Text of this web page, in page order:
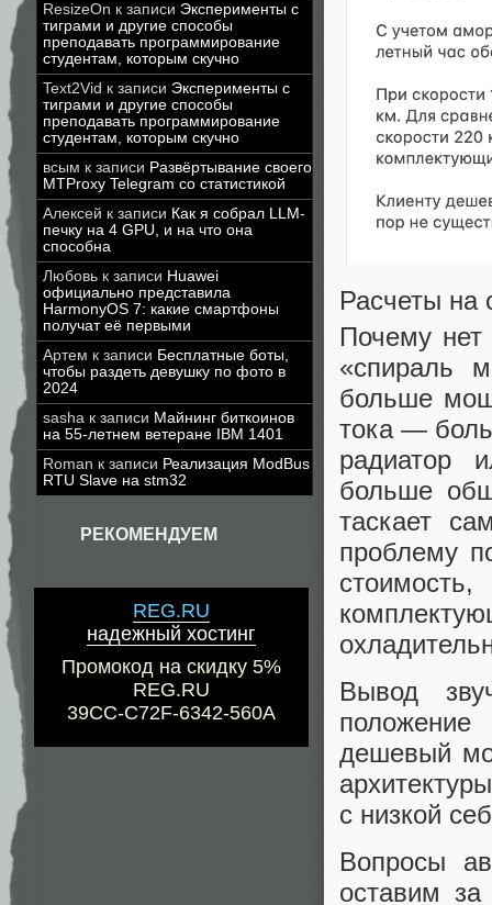
ResizeOn к записи Эксперименты с
тиграми и другие способы
преподавать программирование
студентам, которым скучно
Text2Vid к записи Эксперименты с
тиграми и другие способы
преподавать программирование
студентам, которым скучно
всым к записи Развёртывание своего
MTProxy Telegram со статистикой
Алексей к записи Как я собрал LLM-
печку на 4 GPU, и на что она
способна
Любовь к записи Huawei
официально представила
HarmonyOS 7: какие смартфоны
получат её первыми
Артем к записи Бесплатные боты,
чтобы раздеть девушку по фото в
2024
sasha к записи Майнинг биткоинов
на 55-летнем ветеране IBM 1401
Roman к записи Реализация ModBus
RTU Slave на stm32
РЕКОМЕНДУЕМ
REG.RU
надежный хостинг
Промокод на скидку 5%
REG.RU
39CC-C72F-6342-560A
Расчеты на
Почему нет
«спираль
больше
тока —
радиатор
больше
таскает
проблему
Вывод
дешевый
с низкой
Вопросы
оставим